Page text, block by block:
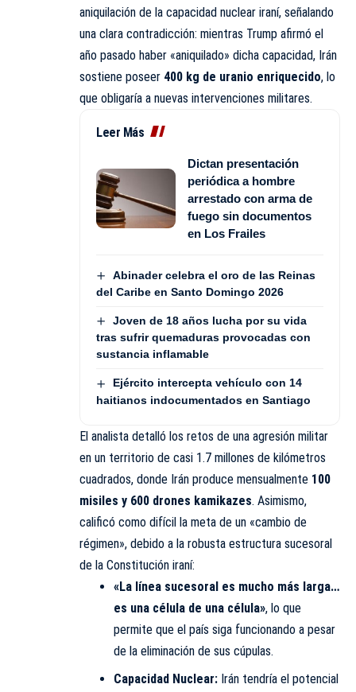
aniquilación de la capacidad nuclear iraní, señalando
una clara contradicción: mientras Trump afirmó el
año pasado haber «aniquilado» dicha capacidad, Irán
sostiene poseer 400 kg de uranio enriquecido, lo
que obligaría a nuevas intervenciones militares.
Leer Más
Dictan presentación
periódica a hombre
arrestado con arma de
fuego sin documentos
en Los Frailes
Abinader celebra el oro de las Reinas
del Caribe en Santo Domingo 2026
Joven de 18 años lucha por su vida
tras sufrir quemaduras provocadas con
sustancia inflamable
Ejército intercepta vehículo con 14
haitianos indocumentados en Santiago
El analista detalló los retos de una agresión militar
en un territorio de casi 1.7 millones de kilómetros
cuadrados, donde Irán produce mensualmente 100
misiles y 600 drones kamikazes. Asimismo,
calificó como difícil la meta de un «cambio de
régimen», debido a la robusta estructura sucesoral
de la Constitución iraní:
«La línea sucesoral es mucho más larga…
es una célula de una célula», lo que
permite que el país siga funcionando a pesar
de la eliminación de sus cúpulas.
Capacidad Nuclear:Irán tendría el potencial